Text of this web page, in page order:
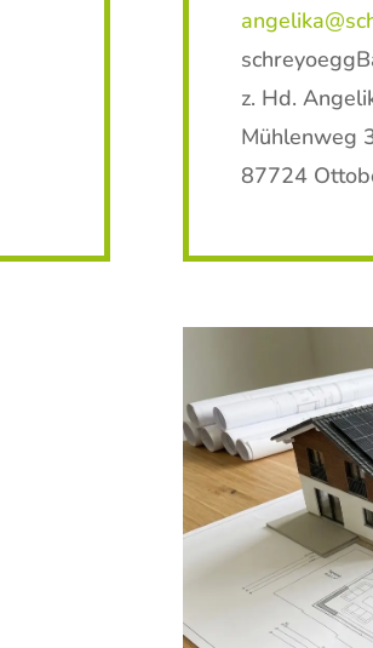
z. Hd.
Mühlenweg
87724